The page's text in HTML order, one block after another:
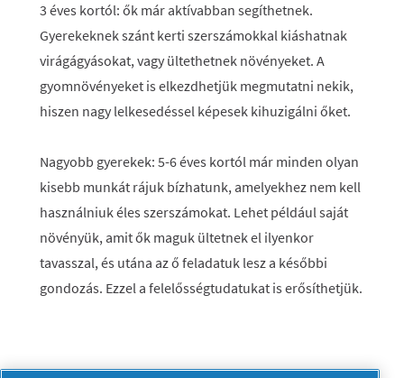
3 éves kortól: ők már aktívabban segíthetnek.
Gyerekeknek szánt kerti szerszámokkal kiáshatnak
virágágyásokat, vagy ültethetnek növényeket. A
gyomnövényeket is elkezdhetjük megmutatni nekik,
hiszen nagy lelkesedéssel képesek kihuzigálni őket.
Nagyobb gyerekek: 5-6 éves kortól már minden olyan
kisebb munkát rájuk bízhatunk, amelyekhez nem kell
használniuk éles szerszámokat. Lehet például saját
növényük, amit ők maguk ültetnek el ilyenkor
tavasszal, és utána az ő feladatuk lesz a későbbi
gondozás. Ezzel a felelősségtudatukat is erősíthetjük.